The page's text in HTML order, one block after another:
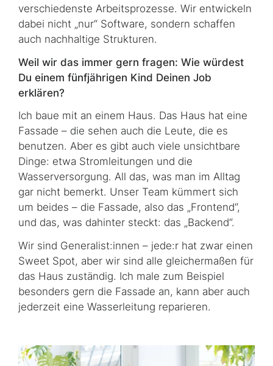
verschiedenste Arbeitsprozesse. Wir entwickeln
dabei nicht „nur“ Software, sondern schaf­fen
auch nachhaltige Strukturen.
Weil wir das immer gern fragen: Wie würdest
Du einem fünfjährigen Kind Deinen Job
erklären?
Ich baue mit an einem Haus. Das Haus hat eine
Fassade – die sehen auch die Leute, die es
benutzen. Aber es gibt auch viele unsichtbare
Dinge: etwa Stromleitungen und die
Wasserversorgung. All das, was man im Alltag
gar nicht bemerkt. Unser Team kümmert sich
um beides – die Fassade, also das „Frontend“,
und das, was dahinter steckt: das „Backend“.
Wir sind Generalist:innen – jede:r hat zwar einen
Sweet Spot, aber wir sind alle glei­cher­maßen für
das Haus zuständig. Ich male zum Beispiel
besonders gern die Fassade an, kann aber auch
jederzeit eine Wasserleitung reparieren.